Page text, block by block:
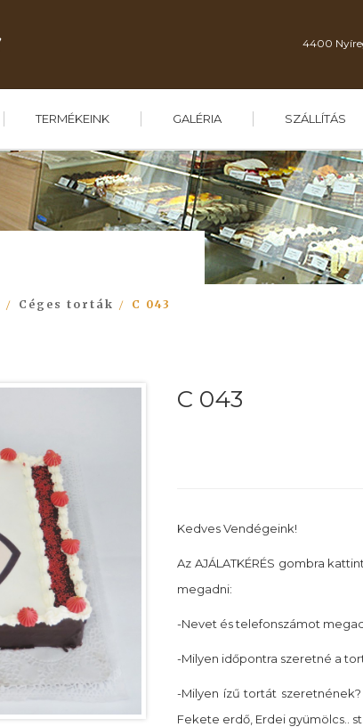
4400
TERMÉKEINK GALÉRIA SZÁLLÍTÁS
Céges torták C 043
C 043
Kedves Vendégeink!
Az AJÁLATKÉRÉS gombra
megadni:
-Nevet és telefonszámot
-Milyen időpontra szeretné a
-Milyen ízű tortát szeretnének?
Fekete erdő, Erdei gyümölcs..